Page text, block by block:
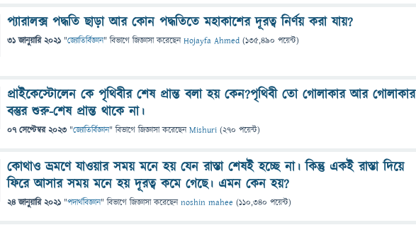
প্যারালক্স পদ্ধতি ছাড়া আর কোন পদ্ধতিতে মহাকাশের দূরত্ব নির্ণয় করা যায়?
31 জানুয়ারি 2021 "জ্যোতির্বিজ্ঞান" বিভাগে জিজ্ঞাসাকরেছেনHojayfa Ahmed (135,490 পয়েন্ট)
প্রাইকেস্টোলেন কে পৃথিবীর শেষ প্রান্ত বলা হয় কেন?পৃথিবী তো গোলাকার আর গোলাকার
বস্তুর শুরু-শেষ প্রান্ত থাকে না।
07 সেপ্টেম্বর 2023 "জ্যোতির্বিজ্ঞান" বিভাগে জিজ্ঞাসাকরেছেনMishuri (270 পয়েন্ট)
কোথাও ভ্রমণে যাওয়ার সময় মনে হয় যেন রাস্তা শেষই হচ্ছে না। কিন্তু একই রাস্তা দিয়ে
ফিরে আসার সময় মনে হয় দূরত্ব কমে গেছে। এমন কেন হয়?
24 জানুয়ারি 2021 "পদার্থবিজ্ঞান" বিভাগে জিজ্ঞাসাকরেছেনnoshin mahee (110,340 পয়েন্ট)